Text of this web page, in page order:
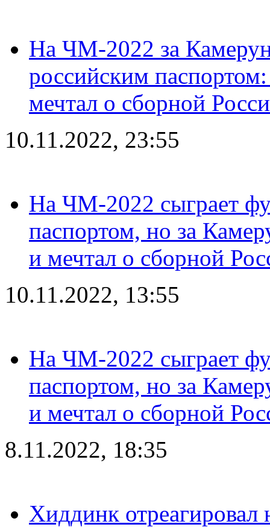
На ЧМ-2022 за
российским
мечтал о сборной
10.11.2022, 23:55
На ЧМ-2022 сыграет
паспортом, но за
и мечтал о сборной
10.11.2022, 13:55
На ЧМ-2022 сыграет
паспортом, но за
и мечтал о сборной
8.11.2022, 18:35
Хиддинк отреагировал